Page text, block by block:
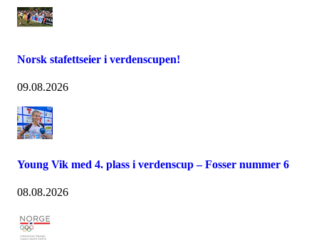
Norsk stafettseier i verdenscupen!
09.08.2026
Young Vik med 4. plass i verdenscup – Fosser nummer 6
08.08.2026